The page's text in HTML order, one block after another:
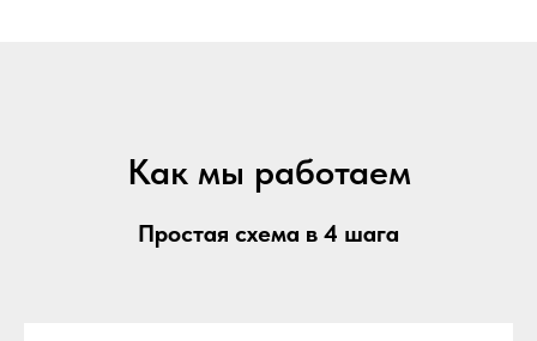
Как мы работаем
Простая схема в 4 шага